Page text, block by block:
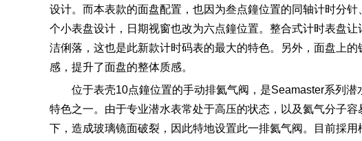
设计。而本表款的面盘配置，也因为叁点鐘位置的同轴计时分
个小表盘设计，日期视窗也改为六点鐘位置。整合式计时表盘
洁俐落，这也是此新款计时码表的最大的特色。另外，面盘上
感，提升了面盘的整体质感。
位于表壳10点鐘位置的手动排氦气阀，是Seamaster系列
特色之一。由于专业潜水表常处于高压的状态，以及氦气分子
下，造成玻璃镜面破裂，因此特地设置此一排氦气阀。目前採